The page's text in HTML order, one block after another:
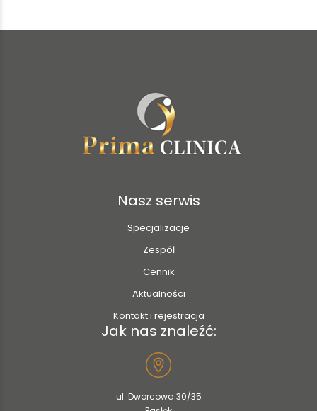
Nasz serwis
Specjalizacje
Zespół
Cennik
Aktualności
Kontakt i rejestracja
Jak nas znaleźć:
ul. Dworcowa 30/35